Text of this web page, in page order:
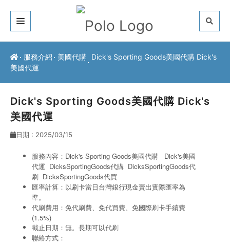
關於我們
服務介紹
常見問題
聯絡方式
服務介紹 美國代購
Dick's Sporting Goods美國代購 Dick's
美國代運
Dick's Sporting Goods美國代購 Dick's
美國代運
日期 : 2025/03/15
服務內容：Dick's Sporting Goods美國代購 Dick's美國
代運 DicksSportingGoods代購 DicksSportingGoods代
刷 DicksSportingGoods代買
匯率計算：以刷卡當日台灣銀行現金賣出實際匯率為
準。
代刷費用：免代刷費、免代買費、免國際刷卡手續費
(1.5%)
截止日期：無。長期可以代刷
聯絡方式：